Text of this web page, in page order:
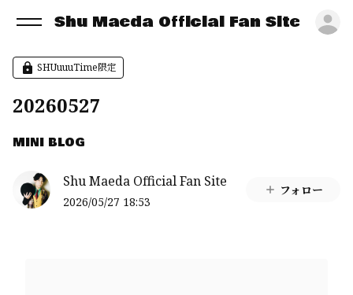
Shu Maeda Official Fan Site
SHUuuuTime限定
20260527
MINI BLOG
Shu Maeda Official Fan Site
2026/05/27 18:53
フォロー